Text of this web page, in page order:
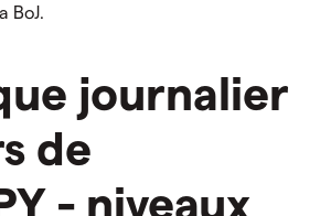
BoJ.
journalier
de
- niveaux